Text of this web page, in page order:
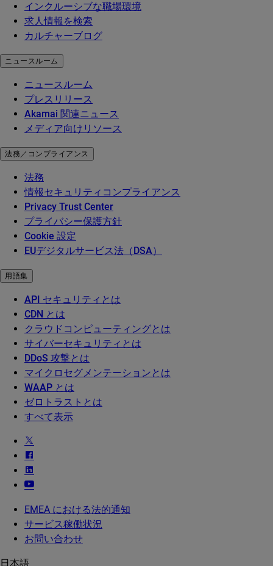
インクルーシブな職場環境
求人情報を検索
カルチャーブログ
ニュースルーム
ニュースルーム
プレスリリース
Akamai 関連ニュース
メディア向けリソース
法務／コンプライアンス
法務
情報セキュリティコンプライアンス
Privacy Trust Center
プライバシー保護方針
Cookie 設定
EUデジタルサービス法（DSA）
用語集
API セキュリティとは
CDN とは
クラウドコンピューティングとは
サイバーセキュリティとは
DDoS 攻撃とは
マイクロセグメンテーションとは
WAAP とは
ゼロトラストとは
すべて表示
EMEA における法的通知
サービス稼働状況
お問い合わせ
日本語